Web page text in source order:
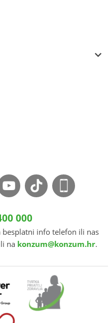
000
besplatni info telefon ili nas
na konzum@konzum.hr.